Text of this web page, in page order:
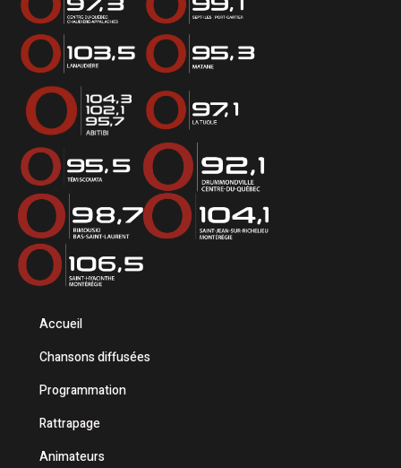
Accueil
Chansons diffusées
Programmation
Rattrapage
Animateurs